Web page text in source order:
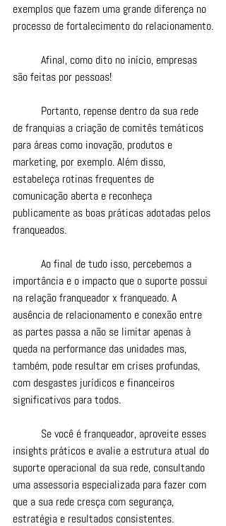
exemplos que fazem uma grande diferença no
processo de fortalecimento do relacionamento.
são feitas por pessoas!
de franquias a criação de comitês temáticos
para áreas como inovação, produtos e
marketing, por exemplo. Além disso,
estabeleça rotinas frequentes de
comunicação aberta e reconheça
publicamente as boas práticas adotadas pelos
franqueados.
importância e o impacto que o suporte possui
na relação franqueador x franqueado. A
ausência de relacionamento e conexão entre
as partes passa a não se limitar apenas à
queda na performance das unidades mas,
também, pode resultar em crises profundas,
com desgastes jurídicos e financeiros
significativos para todos.
insights práticos e avalie a estrutura atual do
suporte operacional da sua rede, consultando
uma assessoria especializada para fazer com
que a sua rede cresça com segurança,
estratégia e resultados consistentes.